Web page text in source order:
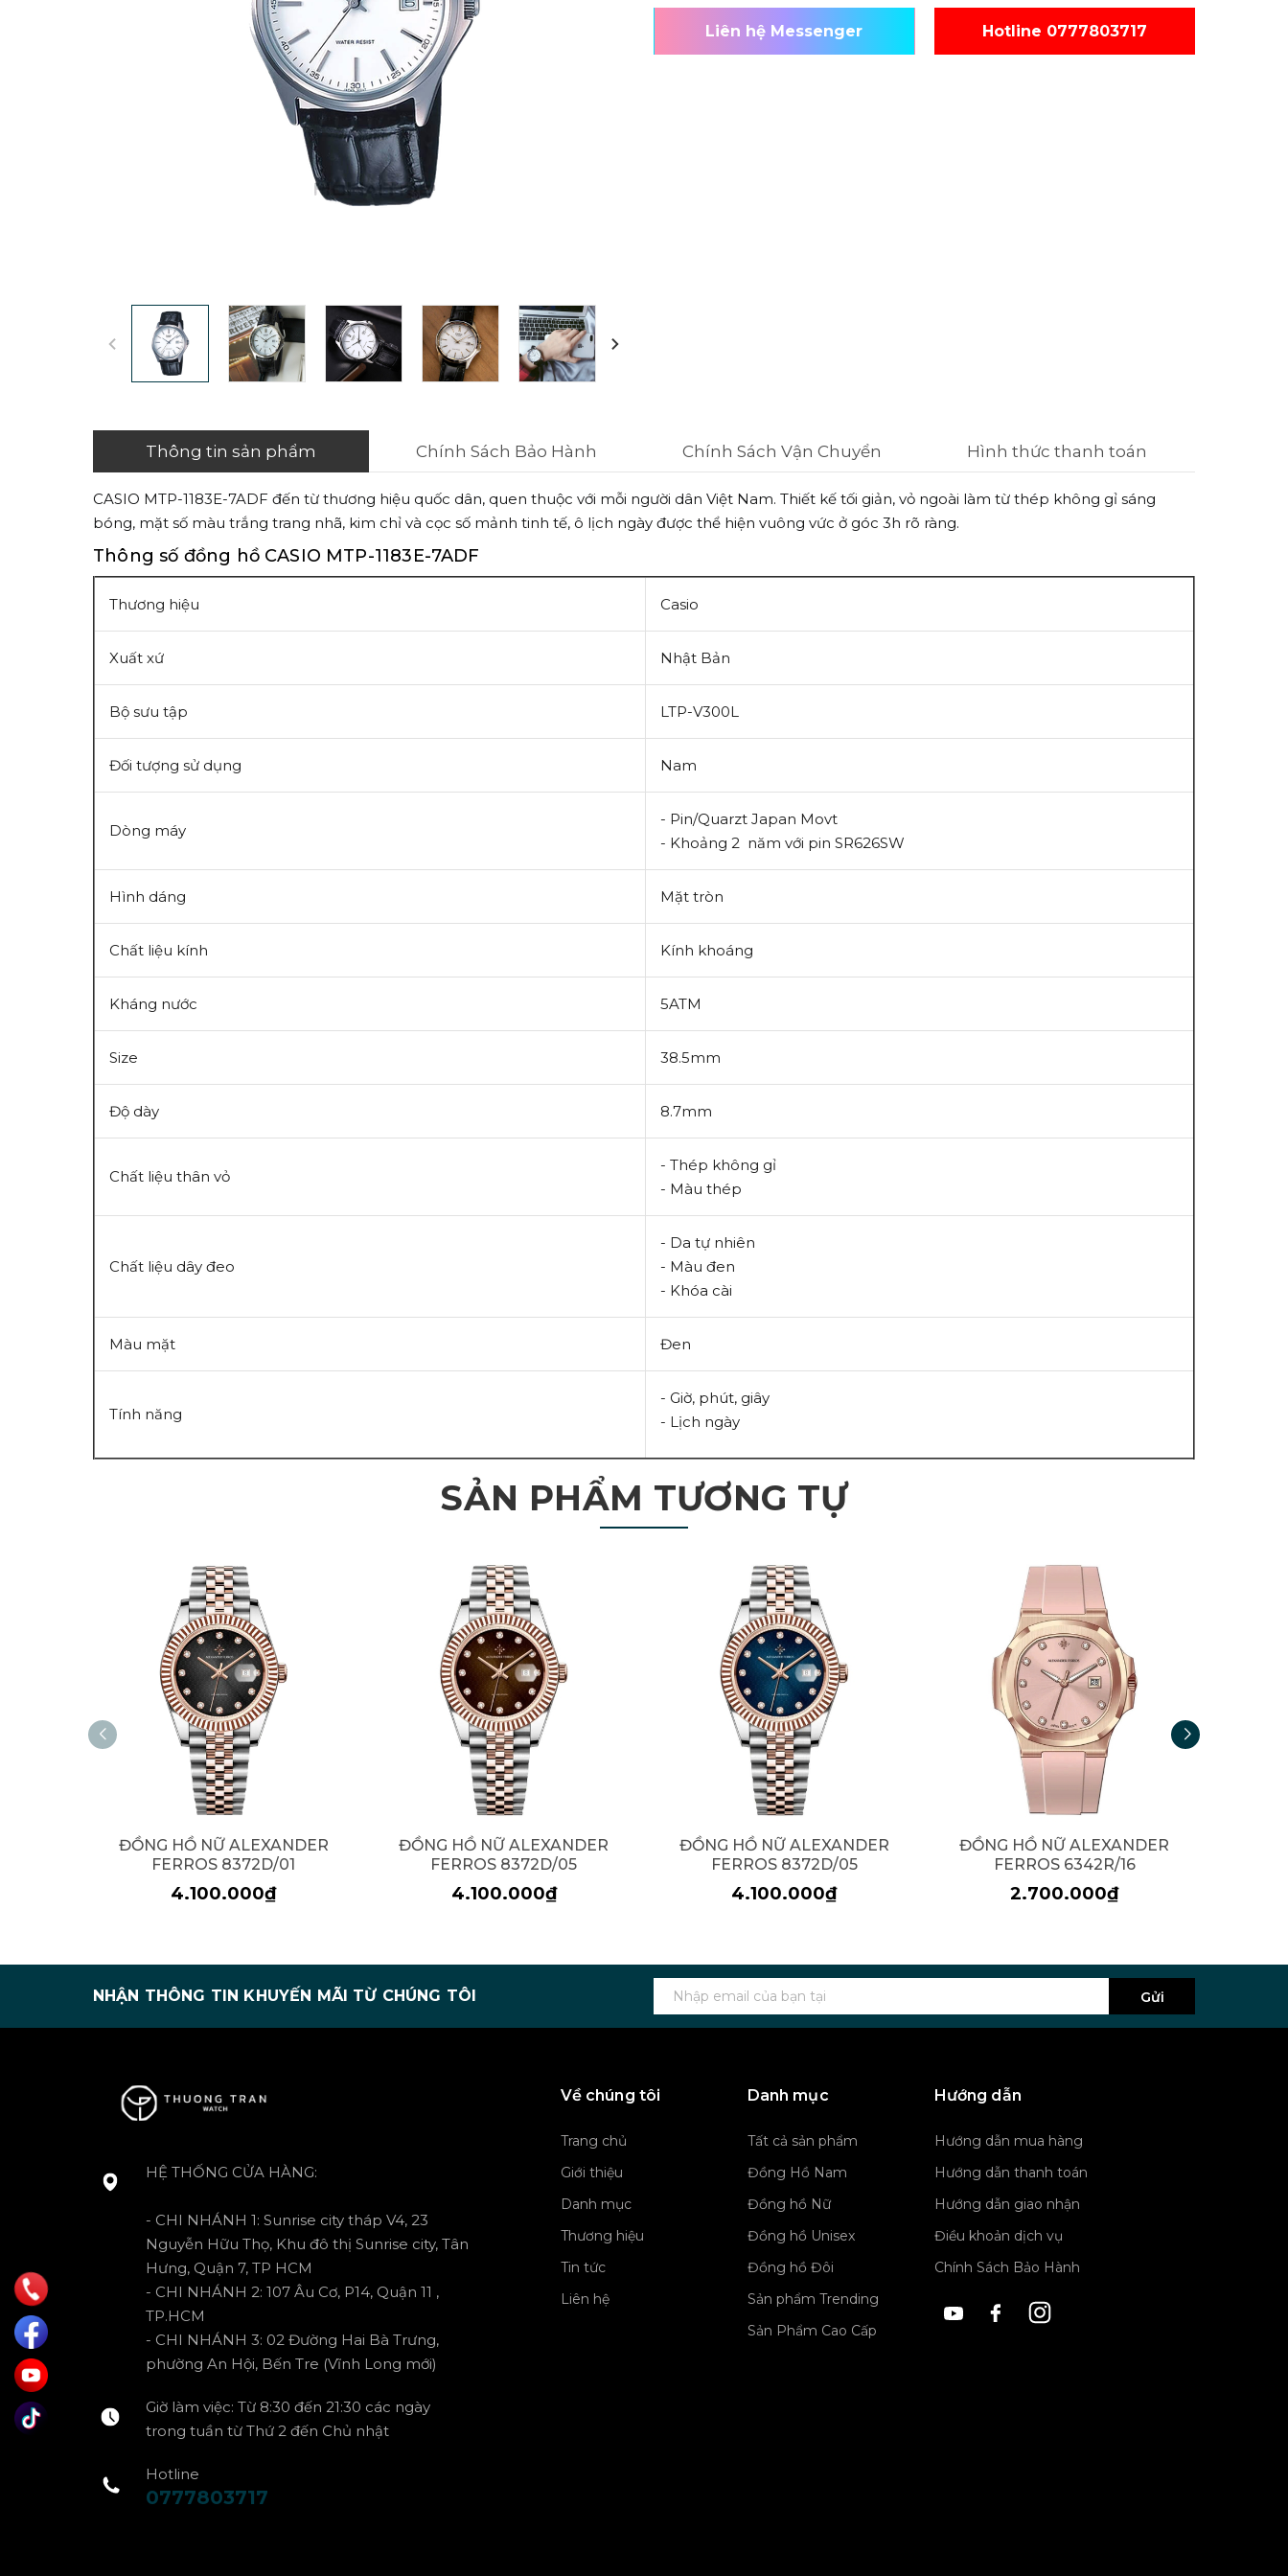
Liên hệ Messenger Hotline 0777803717
Thông tin sản phẩm Chính Sách Bảo Hành Chính Sách Vận Chuyển Hình thức thanh toán
CASIO MTP-1183E-7ADF đến từ thương hiệu quốc dân, quen thuộc với mỗi người dân Việt Nam. Thiết kế tối giản, vỏ ngoài làm từ thép không gỉ sáng
bóng, mặt số màu trắng trang nhã, kim chỉ và cọc số mảnh tinh tế, ô lịch ngày được thể hiện vuông vức ở góc 3h rõ ràng.
Thông số đồng hồ CASIO MTP-1183E-7ADF
Thương hiệu Casio
Xuất xứ Nhật Bản
Bộ sưu tập LTP-V300L
Đối tượng sử dụng Nam
Dòng máy
- Pin/Quarzt Japan Movt
- Khoảng 2 năm với pin SR626SW
Hình dáng Mặt tròn
Chất liệu kính Kính khoáng
Kháng nước 5ATM
Size 38.5mm
Độ dày 8.7mm
Chất liệu thân vỏ
- Thép không gỉ
- Màu thép
Chất liệu dây đeo
- Da tự nhiên
- Màu đen
- Khóa cài
Màu mặt Đen
Tính năng
- Giờ, phút, giây
- Lịch ngày
SẢN PHẨM TƯƠNG TỰ
ĐỒNG HỒ NỮ ALEXANDER
FERROS 8372D/01
4.100.000₫
ĐỒNG HỒ NỮ ALEXANDER
FERROS 8372D/05
4.100.000₫
ĐỒNG HỒ NỮ ALEXANDER
FERROS 8372D/05
4.100.000₫
ĐỒNG HỒ NỮ ALEXANDER
FERROS 6342R/16
2.700.000₫
NHẬN THÔNG TIN KHUYẾN MÃI TỪ CHÚNG TÔI Gửi
HỆ THỐNG CỬA HÀNG:
- CHI NHÁNH 1: Sunrise city tháp V4, 23
Nguyễn Hữu Thọ, Khu đô thị Sunrise city, Tân
Hưng, Quận 7, TP HCM
- CHI NHÁNH 2: 107 Âu Cơ, P14, Quận 11 ,
TP.HCM
- CHI NHÁNH 3: 02 Đường Hai Bà Trưng,
phường An Hội, Bến Tre (Vĩnh Long mới)
Giờ làm việc: Từ 8:30 đến 21:30 các ngày
trong tuần từ Thứ 2 đến Chủ nhật
Hotline
0777803717
Về chúng tôi
Trang chủ
Giới thiệu
Danh mục
Thương hiệu
Tin tức
Liên hệ
Danh mục
Tất cả sản phẩm
Đồng Hồ Nam
Đồng hồ Nữ
Đồng hồ Unisex
Đồng hồ Đôi
Sản phẩm Trending
Sản Phẩm Cao Cấp
Hướng dẫn
Hướng dẫn mua hàng
Hướng dẫn thanh toán
Hướng dẫn giao nhận
Điều khoản dịch vụ
Chính Sách Bảo Hành